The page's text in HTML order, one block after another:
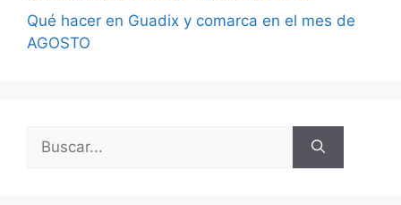
Qué hacer en Guadix y comarca en el mes de
AGOSTO